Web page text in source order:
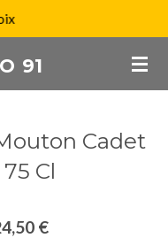
91
Cadet
75 Cl
€